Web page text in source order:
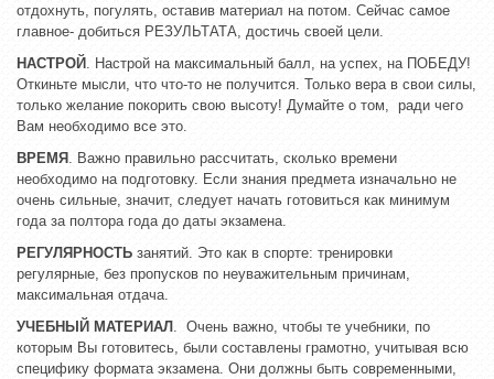
отдохнуть, погулять, оставив материал на потом. Сейчас самое
главное- добиться РЕЗУЛЬТАТА, достичь своей цели.
НАСТРОЙ
. Настрой на максимальный балл, на успех, на ПОБЕДУ!
Откиньте мысли, что что-то не получится. Только вера в свои силы,
только желание покорить свою высоту! Думайте о том, ради чего
Вам необходимо все это.
ВРЕМЯ
. Важно правильно рассчитать, сколько времени
необходимо на подготовку. Если знания предмета изначально не
очень сильные, значит, следует начать готовиться как минимум
года за полтора года до даты экзамена.
РЕГУЛЯРНОСТЬ занятий. Это как в спорте: тренировки
регулярные, без пропусков по неуважительным причинам,
максимальная отдача.
УЧЕБНЫЙ МАТЕРИАЛ
. Очень важно, чтобы те учебники, по
которым Вы готовитесь, были составлены грамотно, учитывая всю
специфику формата экзамена. Они должны быть современными,